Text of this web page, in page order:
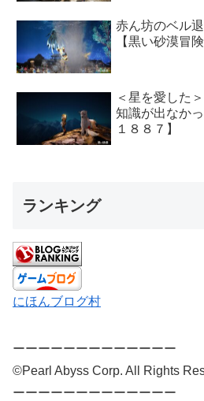
赤ん坊のベル
【黒い砂漠冒
＜星を愛した
知識が出なか
１８８７】
ランキング
にほんブログ村
ーーーーーーーーーーーーー
©Pearl Abyss Corp. All Rights
ーーーーーーーーーーーーー